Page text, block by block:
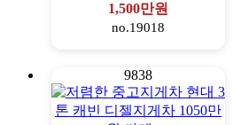
1,500만원
no.19018
9838